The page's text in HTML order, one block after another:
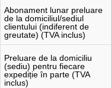
Abonament lunar preluare
de la domiciliul/sediul
clientului (indiferent de
greutate) (TVA inclus)
Preluare de la domiciliu
(sediu) pentru fiecare
expediție în parte (TVA
inclus)